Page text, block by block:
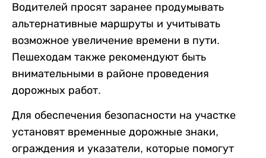
Водителей просят заранее продумывать
альтернативные маршруты и учитывать
возможное увеличение времени в пути.
Пешеходам также рекомендуют быть
внимательными в районе проведения
дорожных работ.
Для обеспечения безопасности на участке
установят временные дорожные знаки,
ограждения и указатели, которые помогут